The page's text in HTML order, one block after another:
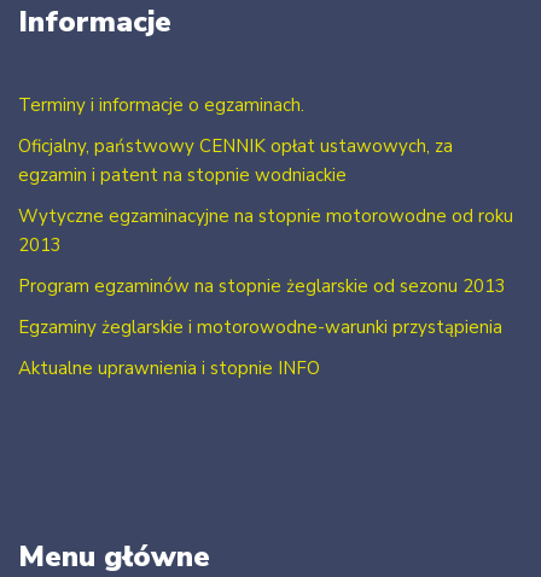
Informacje
Terminy i informacje o egzaminach.
Oficjalny, państwowy CENNIK opłat ustawowych, za
egzamin i patent na stopnie wodniackie
Wytyczne egzaminacyjne na stopnie motorowodne od roku
2013
Program egzaminów na stopnie żeglarskie od sezonu 2013
Egzaminy żeglarskie i motorowodne-warunki przystąpienia
Aktualne uprawnienia i stopnie INFO
Menu główne